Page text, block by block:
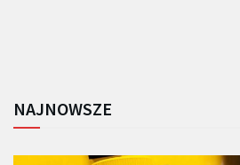
NAJNOWSZE